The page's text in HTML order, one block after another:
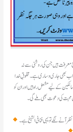
معرفت ہیں جن کی روشنی سے نہ
بھی جاری و ساری ہے۔ مخلوقِ خدا
کے لیے مشعل راہ ہیں اور ان کو
محبت کی دعوت بھی ملے گی۔
آنے لگے تویہی فنافی الشیخ ہے۔